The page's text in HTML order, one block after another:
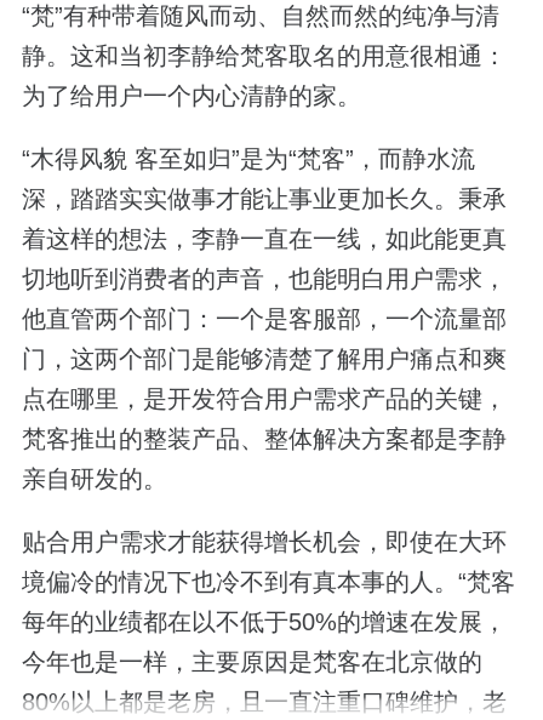
“梵”有种带着随风而动、自然而然的纯净与清
静。这和当初李静给梵客取名的用意很相通：
为了给用户一个内心清静的家。
“木得风貌 客至如归”是为“梵客”，而静水流
深，踏踏实实做事才能让事业更加长久。秉承
着这样的想法，李静一直在一线，如此能更真
切地听到消费者的声音，也能明白用户需求，
他直管两个部门：一个是客服部，一个流量部
门，这两个部门是能够清楚了解用户痛点和爽
点在哪里，是开发符合用户需求产品的关键，
梵客推出的整装产品、整体解决方案都是李静
亲自研发的。
贴合用户需求才能获得增长机会，即使在大环
境偏冷的情况下也冷不到有真本事的人。“梵客
每年的业绩都在以不低于50%的增速在发展，
今年也是一样，主要原因是梵客在北京做的
80%以上都是老房，且一直注重口碑维护，老